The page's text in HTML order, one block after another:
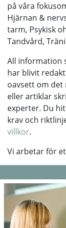
på våra
Hjärnan &
tarm, Psykisk
Tandvård,
All information
har blivit
oavsett om
eller artiklar
experter. Du
krav och
villkor.
Vi arbetar för